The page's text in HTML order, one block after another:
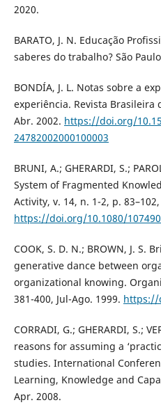
2020.
BARATO, J. N. Educação
saberes do trabalho? São
BONDÍA, J. L. Notas sobre a
experiência. Revista Brasileira
Abr. 2002. https://doi.org/
24782002000100003
BRUNI, A.; GHERARDI, S.;
System of Fragmented
Activity, v. 14, n. 1-2, p.
https://doi.org/10.1080/
COOK, S. D. N.; BROWN, J. S.
generative dance between
organizational knowing.
381-400, Jul-Ago. 1999. https://
CORRADI, G.; GHERARDI, S.;
reasons for assuming a
studies. International
Learning, Knowledge and
Apr. 2008.